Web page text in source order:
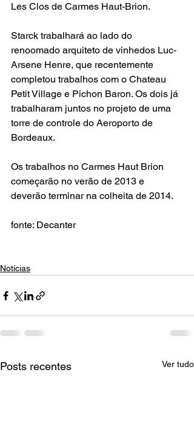
Les Clos de Carmes Haut-Brion.
Starck trabalhará ao lado do
renoomado arquiteto de vinhedos Luc-
Arsene Henre, que recentemente
completou trabalhos com o Chateau
Petit Village e Pichon Baron. Os dois já
trabalharam juntos no projeto de uma
torre de controle do Aeroporto de
Bordeaux.
Os trabalhos no Carmes Haut Brion
começarão no verão de 2013 e
deverão terminar na colheita de 2014.
fonte: Decanter
Notícias
Posts recentes Ver tudo